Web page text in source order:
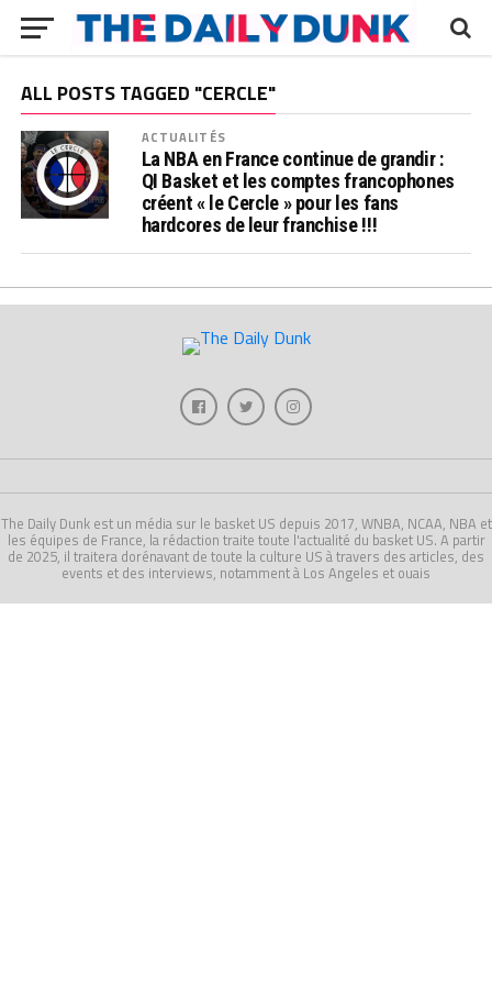
ALL POSTS TAGGED "CERCLE"
ACTUALITÉS
La NBA en France continue de grandir :
QI Basket et les comptes francophones
créent « le Cercle » pour les fans
hardcores de leur franchise !!!
The Daily Dunk est un média sur le basket US depuis 2017, WNBA, NCAA, NBA et
les équipes de France, la rédaction traite toute l'actualité du basket US. A partir
de 2025, il traitera dorénavant de toute la culture US à travers des articles, des
events et des interviews, notamment à Los Angeles et ouais